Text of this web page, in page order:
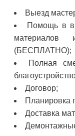
Выезд
Помощь в
материалов
(БЕСПЛАТНО);
Полная
Договор;
Планировка
Доставка